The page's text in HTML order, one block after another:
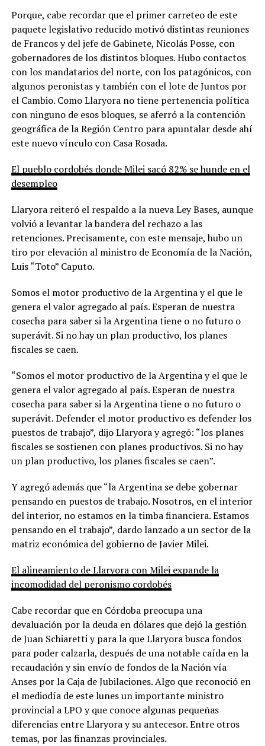
Porque, cabe recordar que el primer carreteo de este
paquete legislativo reducido motivó distintas reuniones
de Francos y del jefe de Gabinete, Nicolás Posse, con
gobernadores de los distintos bloques. Hubo contactos
con los mandatarios del norte, con los patagónicos, con
algunos peronistas y también con el lote de Juntos por
el Cambio. Como Llaryora no tiene pertenencia política
con ninguno de esos bloques, se aferró a la contención
geográfica de la Región Centro para apuntalar desde ahí
este nuevo vínculo con Casa Rosada.
El pueblo cordobés donde Milei sacó 82% se hunde en el
desempleo
Llaryora reiteró el respaldo a la nueva Ley Bases, aunque
volvió a levantar la bandera del rechazo a las
retenciones. Precisamente, con este mensaje, hubo un
tiro por elevación al ministro de Economía de la Nación,
Luis “Toto” Caputo.
Somos el motor productivo de la Argentina y el que le
genera el valor agregado al país. Esperan de nuestra
cosecha para saber si la Argentina tiene o no futuro o
superávit. Si no hay un plan productivo, los planes
fiscales se caen.
“Somos el motor productivo de la Argentina y el que le
genera el valor agregado al país. Esperan de nuestra
cosecha para saber si la Argentina tiene o no futuro o
superávit. Defender el motor productivo es defender los
puestos de trabajo”, dijo Llaryora y agregó: “los planes
fiscales se sostienen con planes productivos. Si no hay
un plan productivo, los planes fiscales se caen”.
Y agregó además que “la Argentina se debe gobernar
pensando en puestos de trabajo. Nosotros, en el interior
del interior, no estamos en la timba financiera. Estamos
pensando en el trabajo”, dardo lanzado a un sector de la
matriz económica del gobierno de Javier Milei.
El alineamiento de Llaryora con Milei expande la
incomodidad del peronismo cordobés
Cabe recordar que en Córdoba preocupa una
devaluación por la deuda en dólares que dejó la gestión
de Juan Schiaretti y para la que Llaryora busca fondos
para poder calzarla, después de una notable caída en la
recaudación y sin envío de fondos de la Nación vía
Anses por la Caja de Jubilaciones. Algo que reconoció en
el mediodía de este lunes un importante ministro
provincial a LPO y que conoce algunas pequeñas
diferencias entre Llaryora y su antecesor. Entre otros
temas, por las finanzas provinciales.